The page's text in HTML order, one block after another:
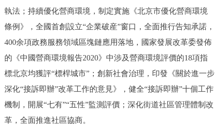
DEUTSCH FRANÇAIS РУССКИЙ ЯЗЫК
執法；持續優化營商環境，制定實施《北京市優化營商環境
條例》，全國首創設立“企業破産”窗口，全面推行告知承諾，
400余項政務服務領域區塊鏈應用落地，國家發展改革委發佈
的《中國營商環境報告2020》中涉及營商環境評價的18項指
標北京均獲評“標桿城市”；創新社會治理，印發《關於進一步
深化“接訴即辦”改革工作的意見》，健全“接訴即辦”十個工作
機制，開展“七有”“五性”監測評價；深化街道社區管理體制改
革，全面推進社區協商。